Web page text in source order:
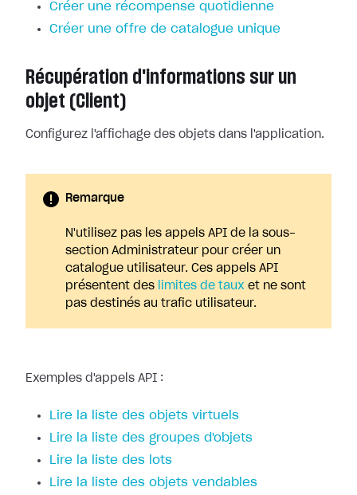
Créer une récompense quotidienne
Créer une offre de catalogue unique
Récupération d'informations sur un
objet (Client)
Configurez l'affichage des objets dans l'application.
Remarque
N'utilisez pas les appels API de la sous-
section Administrateur pour créer un
catalogue utilisateur. Ces appels API
présentent des
limites de taux et ne sont
pas destinés au trafic utilisateur.
Exemples d'appels API :
Lire la liste des objets virtuels
Lire la liste des groupes d'objets
Lire la liste des lots
Lire la liste des objets vendables